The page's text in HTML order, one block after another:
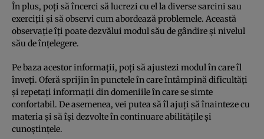
În plus, poți să încerci să lucrezi cu el la diverse sarcini sau
exerciții și să observi cum abordează problemele. Această
observație îți poate dezvălui modul său de gândire și nivelul
său de înțelegere.
Pe baza acestor informații, poți să ajustezi modul în care îl
înveți. Oferă sprijin în punctele în care întâmpină dificultăți
și repetați informații din domeniile în care se simte
confortabil. De asemenea, vei putea să îl ajuți să înainteze cu
materia și să își dezvolte în continuare abilitățile și
cunoștințele.